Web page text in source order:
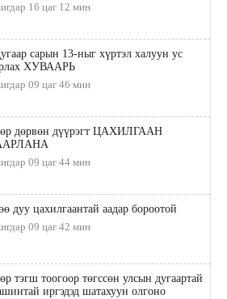
16 цаг 12 мин
сарын 13-ныг хүртэл халуун ус
ХУВААРЬ
09 цаг 46 мин
дөрвөн дүүрэгт ЦАХИЛГААН
09 цаг 44 мин
дуу цахилгаантай аадар бороотой
09 цаг 42 мин
тэгш тоогоор төгссөн улсын дугаартай
иргэдэд шатахуун олгоно